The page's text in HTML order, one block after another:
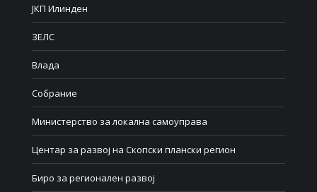
ЈКП Илинден
ЗЕЛС
Влада
Собрание
Министерство за локална самоуправа
Центар за развој на Скопски плански регион
Биро за регионален развој